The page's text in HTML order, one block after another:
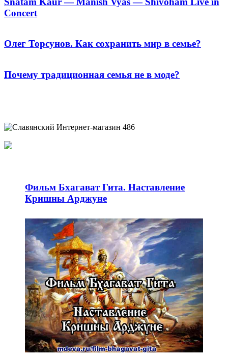
Concert
Олег Торсунов. Как сохранить мир в семье?
Почему традиционная семья не в моде?
Фильм Бхагават Гита. Наставление
Кришны Арджуне